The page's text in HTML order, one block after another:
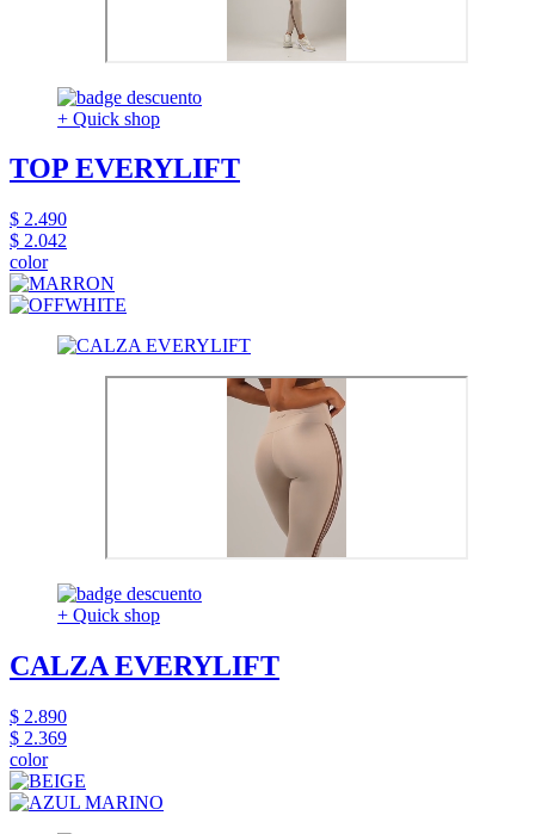
+ Quick shop
TOP EVERYLIFT
$ 2.490
$ 2.042
color
+ Quick shop
CALZA EVERYLIFT
$ 2.890
$ 2.369
color